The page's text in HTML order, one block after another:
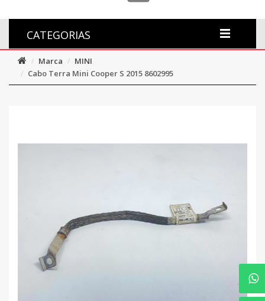
CATEGORIAS
Marca
MINI
Cabo Terra Mini Cooper S 2015 8602995